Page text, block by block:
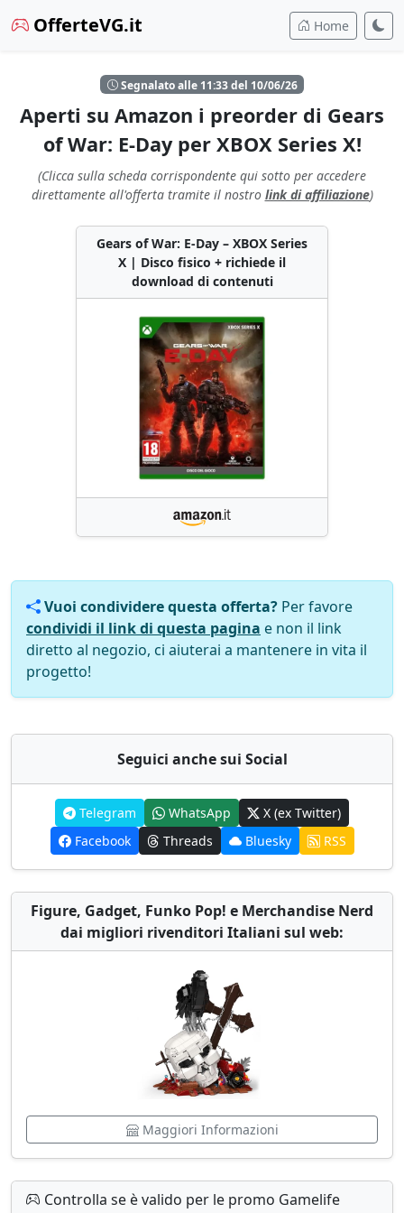
OfferteVG.it Home
Segnalato alle 11:33 del 10/06/26
Aperti su Amazon i preorder di Gears
of War: E-Day per XBOX Series X!
(Clicca sulla scheda corrispondente qui sotto per accedere
direttamente all'offerta tramite il nostro link di affiliazione)
Gears of War: E-Day – XBOX Series
X | Disco fisico + richiede il
download di contenuti
Vuoi condividere questa offerta? Per favore
condividi il link di questa pagina e non il link
diretto al negozio, ci aiuterai a mantenere in vita il
progetto!
Seguici anche sui Social
Telegram WhatsApp
X (ex Twitter)
Facebook
Threads Bluesky RSS
Figure, Gadget, Funko Pop! e Merchandise Nerd
dai migliori rivenditori Italiani sul web:
Maggiori Informazioni
Controlla se è valido per le promo Gamelife